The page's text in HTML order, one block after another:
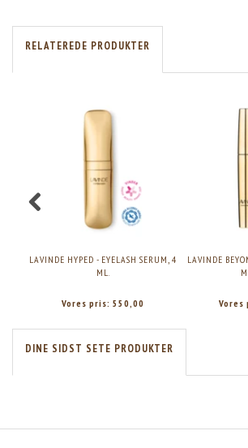
RELATEREDE PRODUKTER
LAVINDE HYPED - EYELASH SERUM, 4
ML.
Vores pris: 550,00
LAVINDE
Vores
DINE SIDST SETE PRODUKTER